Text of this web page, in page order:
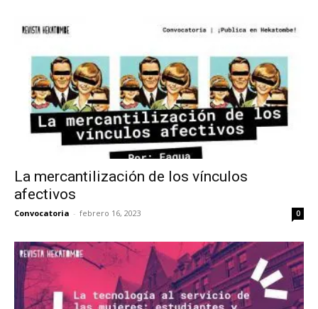
La mercantilización de los vínculos
afectivos
Convocatoria - febrero 16, 2023 0